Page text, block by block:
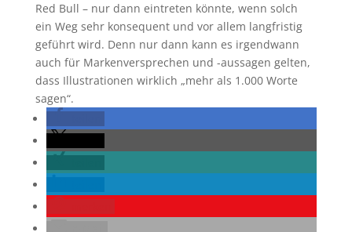
Red Bull – nur dann eintreten könnte, wenn solch
ein Weg sehr konsequent und vor allem langfristig
geführt wird. Denn nur dann kann es irgendwann
auch für Markenversprechen und -aussagen gelten,
dass Illustrationen wirklich „mehr als 1.000 Worte
sagen“.